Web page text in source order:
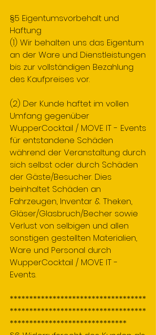
§5 Eigentumsvorbehalt und
Haftung
(1) Wir behalten uns das Eigentum
an der Ware und Dienstleistungen
bis zur vollständigen Bezahlung
des Kaufpreises vor.
(2) Der Kunde haftet im vollen
Umfang gegenüber
WupperCocktail / MOVE IT - Events
für entstandene Schäden
während der Veranstaltung durch
sich selbst oder durch Schäden
der Gäste/Besucher. Dies
beinhaltet Schäden an
Fahrzeugen, Inventar & Theken,
Gläser/Glasbruch/Becher sowie
Verlust von selbigen und allen
sonstigen gestellten Materialien,
Ware und Personal durch
WupperCocktail / MOVE IT -
Events.
***********************************
***********************************
******************************